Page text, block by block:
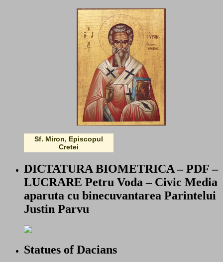
Sf. Miron, Episcopul
Cretei
DICTATURA BIOMETRICA – PDF –
LUCRARE Petru Voda – Civic Media
aparuta cu binecuvantarea Parintelui
Justin Parvu
Statues of Dacians